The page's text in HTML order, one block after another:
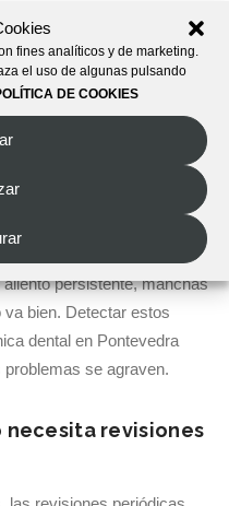
fines analíticos y de marketing.
el uso de algunas pulsando
DE COOKIES
desde los primeros
pueden detectar
necesaria para
los pacientes
alerta. Sangrado de
persistente, manchas
bien. Detectar estos
dental en Pontevedra
se agraven.
necesita revisiones